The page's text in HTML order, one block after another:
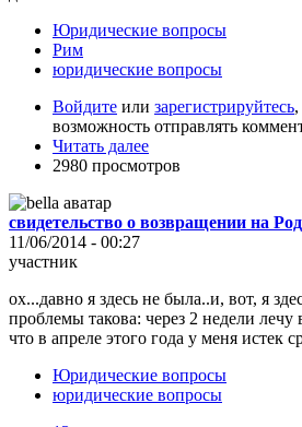
Юридические вопросы
Рим
юридические вопросы
Войдите или зарегистрируйтесь
возможность отправлять
Читать далее
2980 просмотров
свидетельство о возвращении на
11/06/2014 - 00:27
участник
ох...давно я здесь не была..и, вот, я
проблемы такова: через 2 недели
что в апреле этого года у меня истек
Юридические вопросы
юридические вопросы